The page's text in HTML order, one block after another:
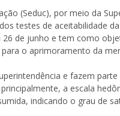
(Seduc), por meio da
testes de aceitabilidade
de junho e tem como
o aprimoramento da
e fazem
a escala
indicando o grau de